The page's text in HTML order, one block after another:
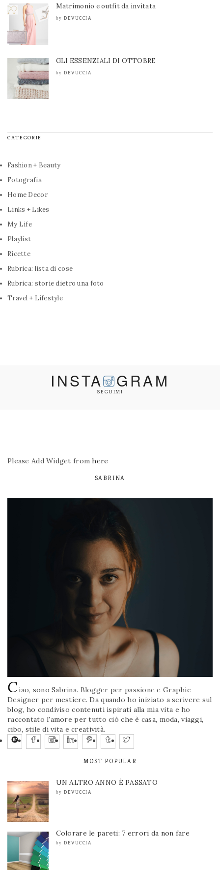
Matrimonio e outfit da invitata
by DEVUCCIA
GLI ESSENZIALI DI OTTOBRE
by DEVUCCIA
CATEGORIE
Fashion + Beauty
Fotografia
Home Decor
Links + Likes
My Life
Playlist
Ricette
Rubrica: lista di cose
Rubrica: storie dietro una foto
Travel + Lifestyle
INSTA GRAM
SEGUIMI
Please Add Widget fromhere
SABRINA
Ciao, sono Sabrina. Blogger per passione e Graphic
Designer per mestiere. Da quando ho iniziato a scrivere sul
blog, ho condiviso contenuti ispirati alla mia vita e ho
raccontato l'amore per tutto ciò che è casa, moda, viaggi,
cibo, stile di vita e creatività.
MOST POPULAR
UN ALTRO ANNO È PASSATO
by DEVUCCIA
Colorare le pareti: 7 errori da non fare
by DEVUCCIA